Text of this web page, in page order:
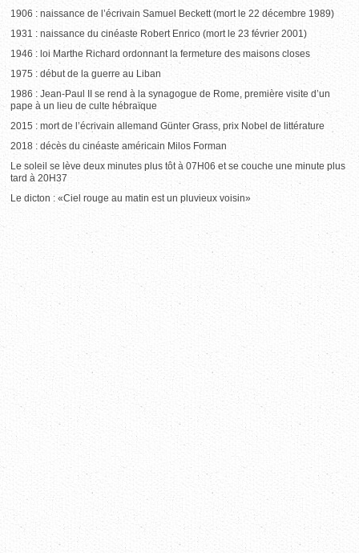
1906 : naissance de l’écrivain Samuel Beckett (mort le 22 décembre 1989)
1931 : naissance du cinéaste Robert Enrico (mort le 23 février 2001)
1946 : loi Marthe Richard ordonnant la fermeture des maisons closes
1975 : début de la guerre au Liban
1986 : Jean-Paul II se rend à la synagogue de Rome, première visite d’un
pape à un lieu de culte hébraïque
2015 : mort de l’écrivain allemand Günter Grass, prix Nobel de littérature
2018 : décès du cinéaste américain Milos Forman
Le soleil se lève deux minutes plus tôt à 07H06 et se couche une minute plus
tard à 20H37
Le dicton : «Ciel rouge au matin est un pluvieux voisin»